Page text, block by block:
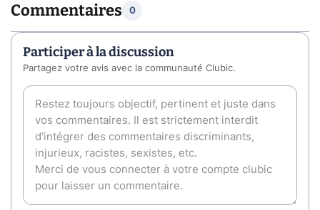
Commentaires 0
Participer à la discussion
Partagez votre avis avec la communauté Clubic.